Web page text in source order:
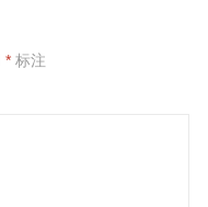
*标注